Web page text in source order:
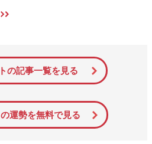
の記事一覧を見る
運勢を無料で見る